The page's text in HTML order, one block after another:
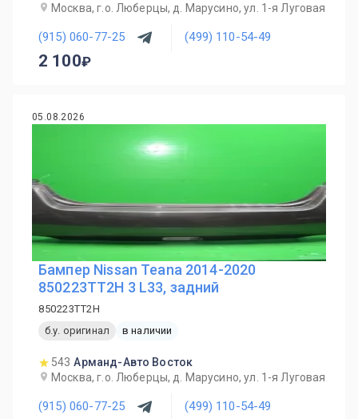
Москва, г.о. Люберцы, д. Марусино, ул. 1-я Луговая
(915) 060-77-25 (499) 110-54-49
2 100
05.08.2026
Бампер Nissan Teana 2014-2020
850223TT2H 3 L33, задний
850223TT2H
б.у. оригинал
в наличии
543 Арманд-Авто Восток
Москва, г.о. Люберцы, д. Марусино, ул. 1-я Луговая
(915) 060-77-25 (499) 110-54-49